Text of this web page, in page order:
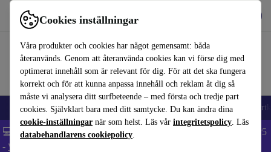
Cookies inställningar
Våra produkter och cookies har något gemensamt: båda
återanvänds. Genom att återanvända cookies kan vi förse dig med
optimerat innehåll som är relevant för dig. För att det ska fungera
korrekt och för att kunna anpassa innehåll och reklam åt dig så
måste vi analysera ditt surfbeteende – med första och tredje part
cookies. Självklart bara med ditt samtycke. Du kan ändra dina
cookie-inställningar när som helst. Läs vår integritetspolicy. Läs
databehandlarens cookiepolicy.
Använd refurbed snabbt och enkelt
🎒 Back to school Mobiltelefoner Bärbara datorer Surfplattor
💻 Extra 5% rabatt på alla MacBooks och laptops - Code: LAPTOP5
- Villkor